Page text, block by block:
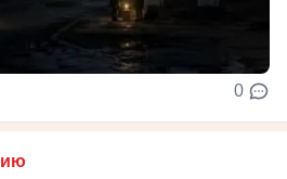
0